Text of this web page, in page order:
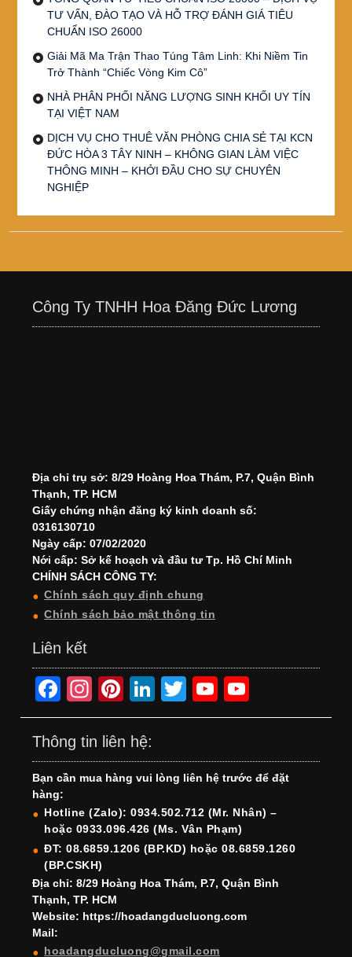
TƯ VẤN, ĐÀO TẠO VÀ HỖ TRỢ ĐÁNH GIÁ TIÊU
CHUẨN ISO 26000
Giải Mã Ma Trận Thao Túng Tâm Linh: Khi Niềm Tin
Trở Thành “Chiếc Vòng Kim Cô”
NHÀ PHÂN PHỐI NĂNG LƯỢNG SINH KHỐI UY TÍN
TẠI VIỆT NAM
DỊCH VỤ CHO THUÊ VĂN PHÒNG CHIA SẺ TẠI KCN
ĐỨC HÒA 3 TÂY NINH – KHÔNG GIAN LÀM VIỆC
THÔNG MINH – KHỞI ĐẦU CHO SỰ CHUYÊN
NGHIỆP
Công Ty TNHH Hoa Đăng Đức Lương
Địa chỉ trụ sở: 8/29 Hoàng Hoa Thám, P.7, Quận Bình
Thạnh, TP. HCM
Giấy chứng nhận đăng ký kinh doanh số:
0316130710
Ngày cấp: 07/02/2020
Nới cấp: Sở kế hoạch và đầu tư Tp. Hồ Chí Minh
CHÍNH SÁCH CÔNG TY:
Chính sách quy định chung
Chính sách bảo mật thông tin
Liên kết
F
a
c
e
b
o
o
k
In
st
a
gr
a
m
Pi
nt
er
e
st
Li
n
e
dI
n
T
wi
er
Y
o
T
u
b
e
o
T
u
b
e
h
Thông tin liên hệ:
Bạn cần mua hàng vui lòng liên hệ trước để đặt
hàng:
Hotline (Zalo): 0934.502.712 (Mr. Nhân) –
hoặc 0933.096.426 (Ms. Vân Phạm)
ĐT: 08.6859.1206 (BP.KD) hoặc 08.6859.1260
(BP.CSKH)
Địa chỉ: 8/29 Hoàng Hoa Thám, P.7, Quận Bình
Thạnh, TP. HCM
Website: https://hoadangducluong.com
Mail:
hoadangducluong@gmail.com